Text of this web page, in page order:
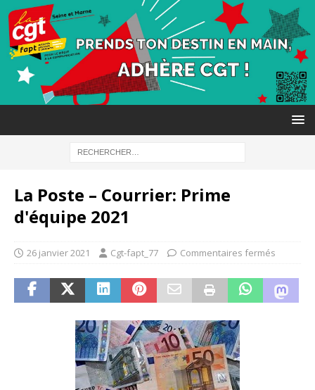
La Poste – Courrier: Prime
d'équipe 2021
26 janvier 2021 Cgt-fapt_77 Commentaires fermés